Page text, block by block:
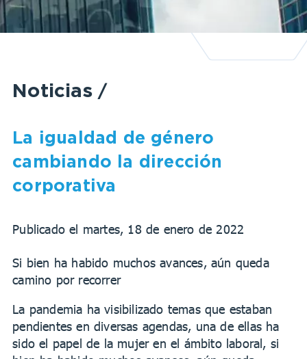
Noticias /
La igualdad de género
cambiando la dirección
corporativa
Publicado el martes, 18 de enero de 2022
Si bien ha habido muchos avances, aún queda
camino por recorrer
La pandemia ha visibilizado temas que estaban
pendientes en diversas agendas, una de ellas ha
sido el papel de la mujer en el ámbito laboral, si